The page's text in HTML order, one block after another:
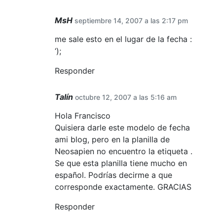
MsH septiembre 14, 2007 a las 2:17 pm
me sale esto en el lugar de la fecha :
‘);
Responder
Talín octubre 12, 2007 a las 5:16 am
Hola Francisco
Quisiera darle este modelo de fecha
ami blog, pero en la planilla de
Neosapien no encuentro la etiqueta .
Se que esta planilla tiene mucho en
español. Podrías decirme a que
corresponde exactamente. GRACIAS
Responder